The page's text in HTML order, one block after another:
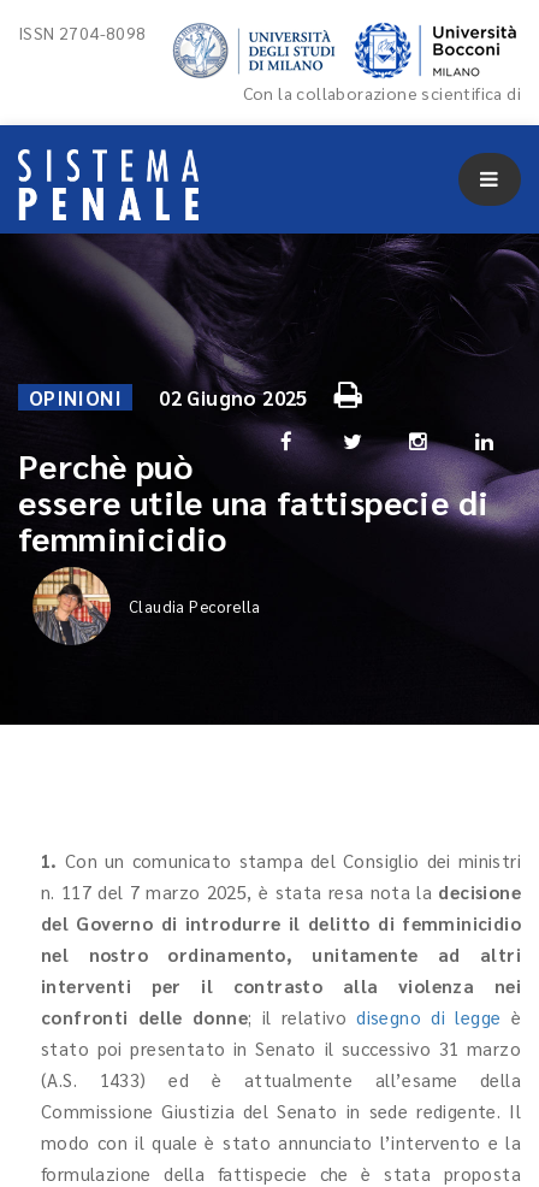
ISSN 2704-8098
Con la collaborazione scientifica di
OPINIONI 02 Giugno 2025
Perchè può
essere utile una fattispecie di
femminicidio
Claudia Pecorella
1. Con un comunicato stampa del Consiglio dei ministri
n. 117 del 7 marzo 2025, è stata resa nota la decisione
del Governo di introdurre il delitto di femminicidio
nel nostro ordinamento, unitamente ad altri
interventi per il contrasto alla violenza nei
confronti delle donne; il relativodisegno di legge è
stato poi presentato in Senato il successivo 31 marzo
(A.S. 1433) ed è attualmente all’esame della
Commissione Giustizia del Senato in sede redigente. Il
modo con il quale è stato annunciato l’intervento e la
formulazione della fattispecie che è stata proposta